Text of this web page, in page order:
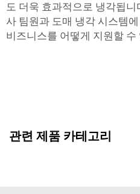
도 더욱 효과적으로 냉각됩
사 팀원과 도매 냉각 시스템
비즈니스를 어떻게 지원할
관련 제품 카테고리